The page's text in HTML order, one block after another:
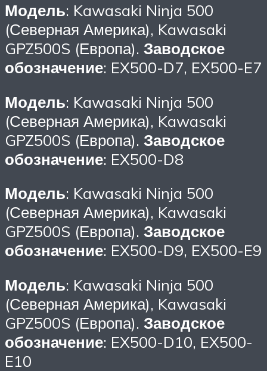
Модель: Kawasaki Ninja 500
(Северная Америка), Kawasaki
GPZ500S (Европа). Заводское
обозначение: EX500-D7, EX500-E7
Модель: Kawasaki Ninja 500
(Северная Америка), Kawasaki
GPZ500S (Европа). Заводское
обозначение: EX500-D8
Модель: Kawasaki Ninja 500
(Северная Америка), Kawasaki
GPZ500S (Европа). Заводское
обозначение: EX500-D9, EX500-E9
Модель: Kawasaki Ninja 500
(Северная Америка), Kawasaki
GPZ500S (Европа). Заводское
обозначение: EX500-D10, EX500-
E10